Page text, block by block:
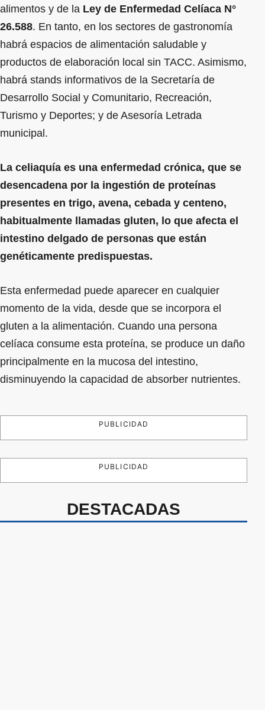
alimentos y de la Ley de Enfermedad Celíaca N°
26.588. En tanto, en los sectores de gastronomía
habrá espacios de alimentación saludable y
productos de elaboración local sin TACC. Asimismo,
habrá stands informativos de la Secretaría de
Desarrollo Social y Comunitario, Recreación,
Turismo y Deportes; y de Asesoría Letrada
municipal.
La celiaquía es una enfermedad crónica, que se
desencadena por la ingestión de proteínas
presentes en trigo, avena, cebada y centeno,
habitualmente llamadas gluten, lo que afecta el
intestino delgado de personas que están
genéticamente predispuestas.
Esta enfermedad puede aparecer en cualquier
momento de la vida, desde que se incorpora el
gluten a la alimentación. Cuando una persona
celíaca consume esta proteína, se produce un daño
principalmente en la mucosa del intestino,
disminuyendo la capacidad de absorber nutrientes.
PUBLICIDAD
PUBLICIDAD
DESTACADAS